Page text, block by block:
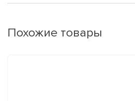
Похожие товары